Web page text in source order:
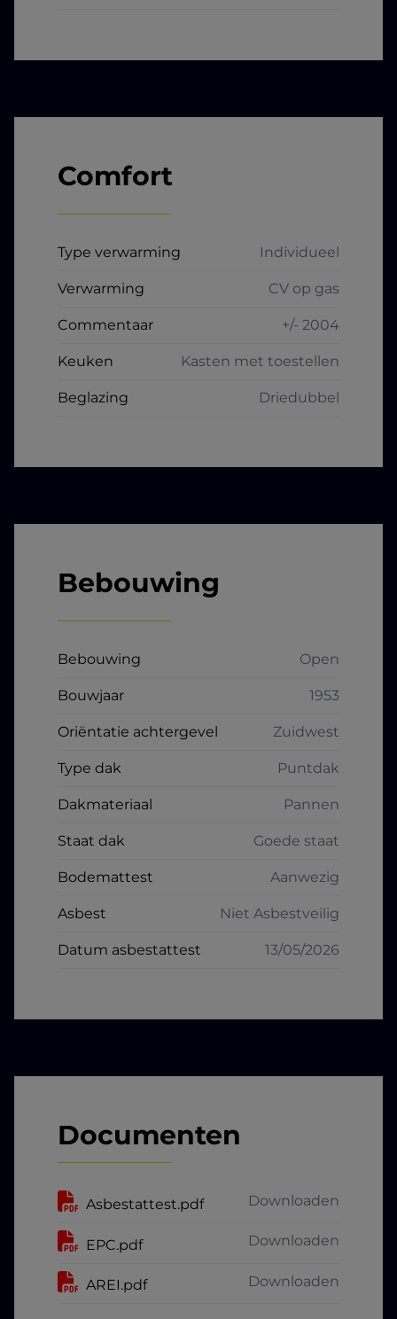
Comfort
Type verwarming Individueel
Verwarming CV op gas
Commentaar +/- 2004
Keuken Kasten met toestellen
Beglazing Driedubbel
Bebouwing
Bebouwing Open
Bouwjaar 1953
Oriëntatie achtergevel Zuidwest
Type dak Puntdak
Dakmateriaal Pannen
Staat dak Goede staat
Bodemattest Aanwezig
Asbest Niet Asbestveilig
Datum asbestattest 13/05/2026
Documenten
Asbestattest.pdf Downloaden
EPC.pdf Downloaden
AREI.pdf Downloaden